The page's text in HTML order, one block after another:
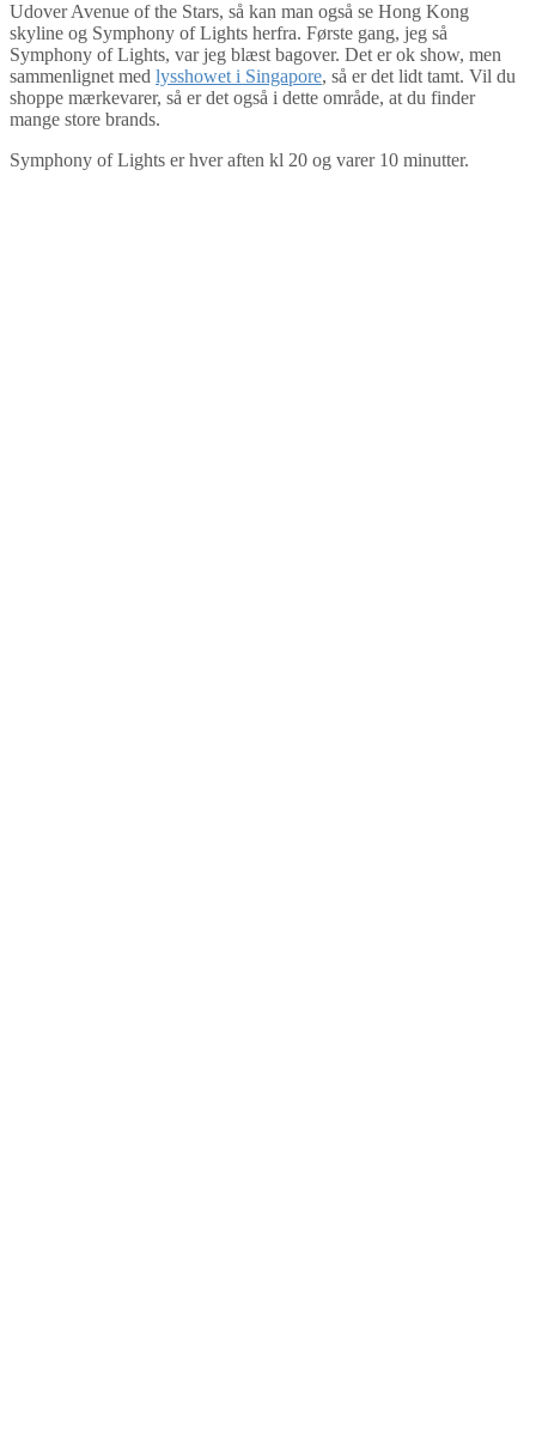
Udover Avenue of the Stars, så kan man også se Hong Kong
skyline og Symphony of Lights herfra. Første gang, jeg så
Symphony of Lights, var jeg blæst bagover. Det er ok show, men
sammenlignet med lysshowet i Singapore, så er det lidt tamt. Vil du
shoppe mærkevarer, så er det også i dette område, at du finder
mange store brands.
Symphony of Lights er hver aften kl 20 og varer 10 minutter.